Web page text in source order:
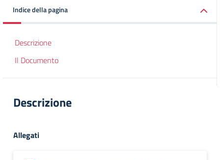
Indice della pagina
Descrizione
Il Documento
Descrizione
Allegati